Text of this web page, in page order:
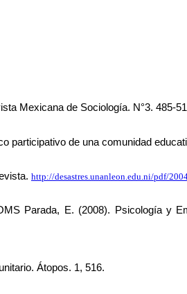
Mexicana de Sociología. N°3. 485-
de una comunidad
http://desastres.unanleon.edu.ni/pdf/
Parada, E. (2008). Psicología y
Átopos. 1, 516.